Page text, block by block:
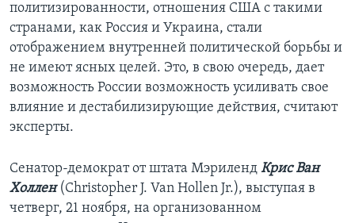
политизированности, отношения США с такими
странами, как Россия и Украина, стали
отображением внутренней политической борьбы и
не имеют ясных целей. Это, в свою очередь, дает
возможность России возможность усиливать свое
влияние и дестабилизирующие действия, считают
эксперты.
Сенатор-демократ от штата Мэриленд Крис Ван
Холлен(Christopher J. Van Hollen Jr.), выступая в
четверг, 21 ноября, на организованном